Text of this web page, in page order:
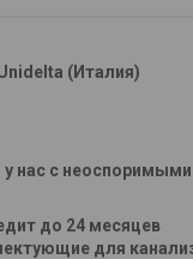
(Италия)
нас с
до 24 месяцев
для